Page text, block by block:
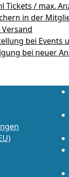
Tickets / max.
in der
bei Events
bei neuer